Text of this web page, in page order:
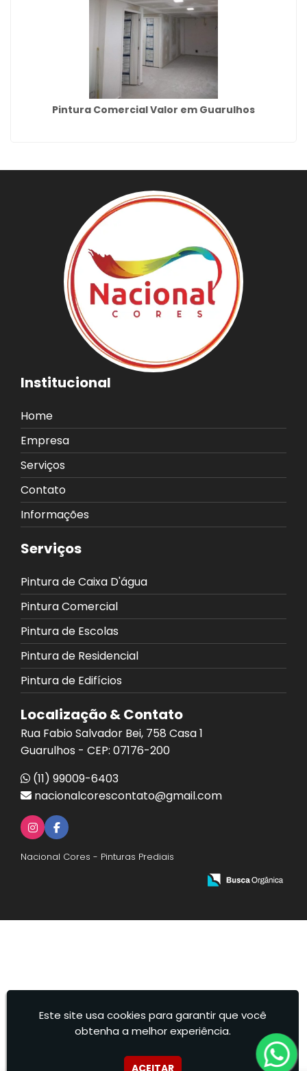
Pintura Comercial Valor em Guarulhos
Institucional
Home
Empresa
Serviços
Contato
Informações
Serviços
Pintura de Caixa D'água
Pintura Comercial
Pintura de Escolas
Pintura de Residencial
Pintura de Edifícios
Localização & Contato
Rua Fabio Salvador Bei, 758 Casa 1
Guarulhos - CEP: 07176-200
(11) 99009-6403
nacionalcorescontato@gmail.com
Nacional Cores - Pinturas Prediais
Este site usa cookies para garantir que você
obtenha a melhor experiência.
ACEITAR